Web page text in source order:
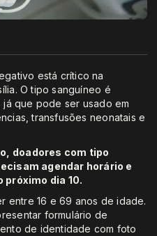
está crítico na
O tipo sanguíneo é
que pode ser usado em
transfusões neonatais e
doadores com tipo
agendar horário e
dia 10.
entre 16 e 69 anos de idade.
formulário de
de identidade com foto